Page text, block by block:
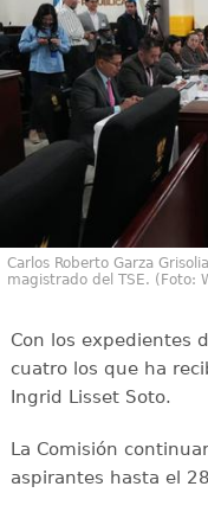
Carlos Roberto Garza
magistrado del TSE. (Foto:
Con los expedientes
cuatro los que ha
Ingrid Lisset Soto.
La Comisión
aspirantes hasta el